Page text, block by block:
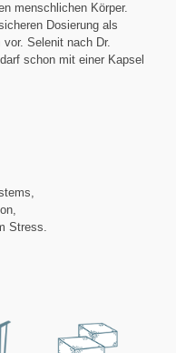
menschlichen Körper.
Dosierung als
Selenit nach Dr.
schon mit einer Kapsel
Stress.